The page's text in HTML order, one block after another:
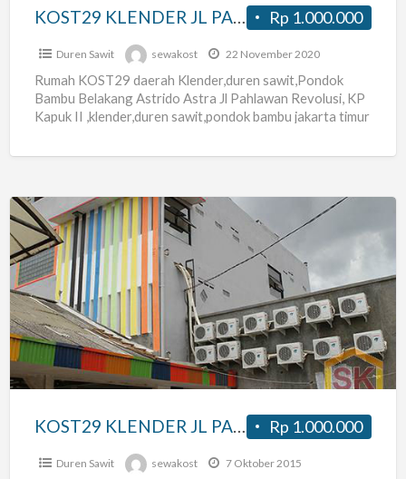
TIM
dekat
Stasiun
Kereta
Rp 1.000.000
KOST29 KLENDER JL PAHLAWAN REVOLUSI PONDOK BAMBU,KLENDER JAK-TIM dekat Stasiun Kereta Api Klender
Duren Sawit sewakost 22 November 2020
Rumah KOST29 daerah Klender,duren sawit,Pondok
Bambu Belakang Astrido Astra Jl Pahlawan Revolusi, KP
Kapuk II ,klender,duren sawit,pondok bambu jakarta timur
KOST29
KLENDER
JL
PAHLAWAN
REVOLUSI
PONDOK
BAMBU
TIMUR
Rp 1.000.000
Duren Sawit sewakost 7 Oktober 2015